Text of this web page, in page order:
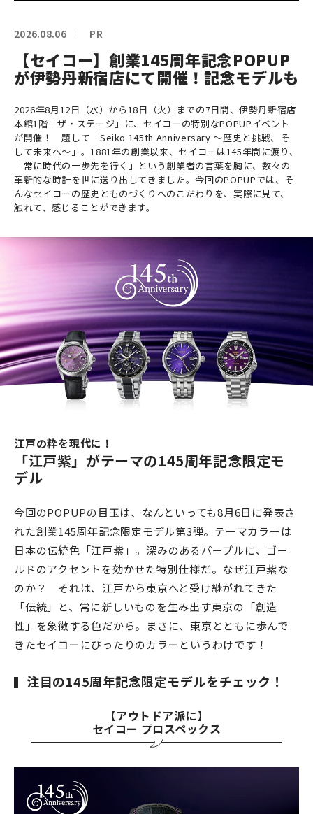
2026.08.06 PR
【セイコー】創業145周年記念POPUP
が伊勢丹新宿店にて開催！記念モデルも
2026年8月12日（水）から18日（火）までの7日間、伊勢丹新宿店
本館1階「ザ・ステージ」に、セイコーの特別なPOPUPイベント
が開催！ 題して「Seiko 145th Anniversary ～歴史と挑戦、そ
して未来へ～」。1881年の創業以来、セイコーは145年間に渡り、
「常に時代の一歩先を行く」という創業者の言葉を胸に、数々の
革新的な時計を世に送り出してきました。今回のPOPUPでは、そ
んなセイコーの歴史とものづくりへのこだわりを、実際に見て、
触れて、感じることができます。
江戸の粋を現代に！
「江戸紫」がテーマの145周年記念限定モ
デル
今回のPOPUPの目玉は、なんといっても8月6日に発表さ
れた創業145周年記念限定モデル第3弾。テーマカラーは
日本の伝統色「江戸紫」。深みのあるパープルに、ゴー
ルドのアクセントを効かせた特別仕様だ。なぜ江戸紫な
のか？ それは、江戸から東京へと受け継がれてきた
「伝統」と、常に新しいものを生み出す東京の「創造
性」を象徴する色だから。まさに、東京とともに歩んで
きたセイコーにぴったりのカラーというわけです！
注目の145周年記念限定モデルをチェック！
【アウトドア派に】
セイコー プロスペックス